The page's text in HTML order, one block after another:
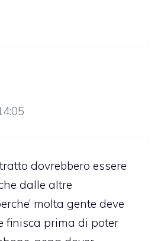
dovrebbero essere
dalle altre
molta gente deve
finisca prima di poter